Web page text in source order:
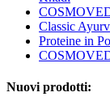
Classic
Proteine ​​in
Nuovi prodotti: